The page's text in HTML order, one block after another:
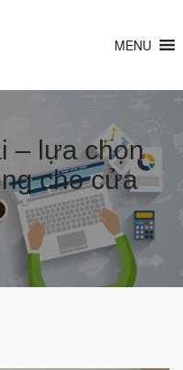
MENU
– lựa chọn
cho cửa